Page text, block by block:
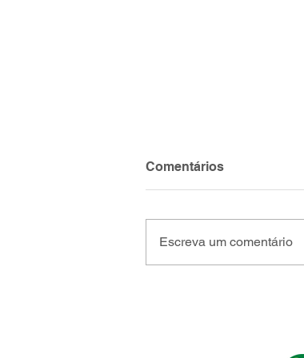
Comentários
Escreva um comentário